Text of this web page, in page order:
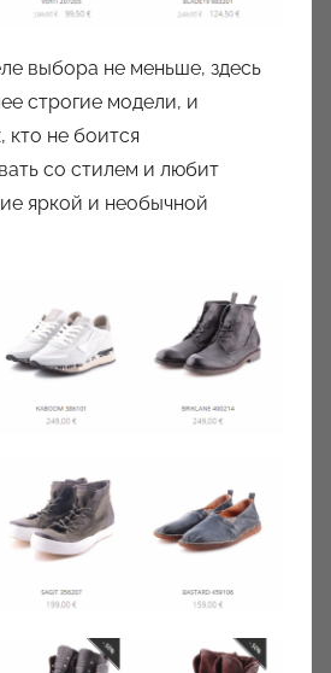
выбора не меньше, здесь
строгие модели, и
кто не боится
со стилем и любит
яркой и необычной